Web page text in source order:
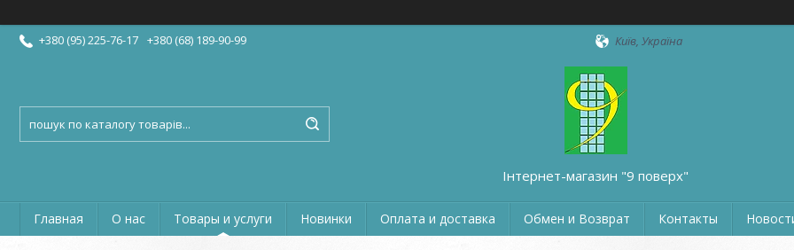
+380 (95) 225-76-17 +380 (68) 189-90-99 Київ, Україна
Інтернет-магазин "9 поверх"
Главная О нас Товары и услуги Новинки Оплата и доставка Обмен и Возврат Контакты